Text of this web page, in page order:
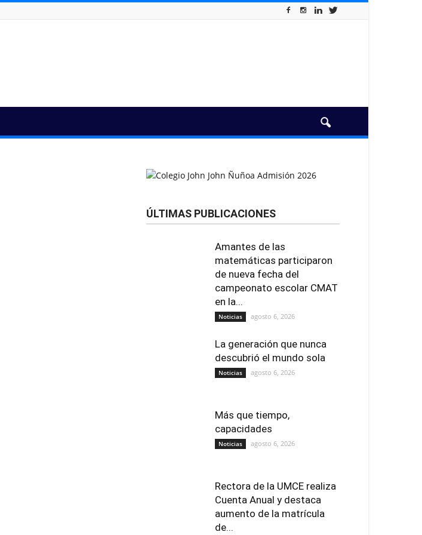
ÚLTIMAS PUBLICACIONES
Amantes de las
matemáticas participaron
de nueva fecha del
campeonato escolar CMAT
en la...
Noticias agosto 6, 2026
La generación que nunca
descubrió el mundo sola
Noticias agosto 6, 2026
Más que tiempo,
capacidades
Noticias agosto 6, 2026
Rectora de la UMCE realiza
Cuenta Anual y destaca
aumento de la matrícula
de...